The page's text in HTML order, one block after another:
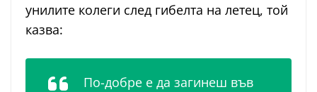
унилите колеги след гибелта на летец, той
казва:
По-добре е да загинеш във